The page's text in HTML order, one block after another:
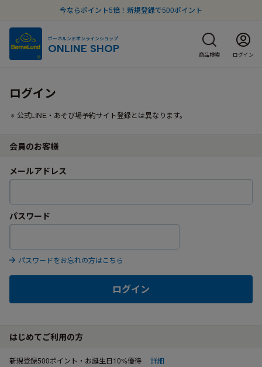
今ならポイント5倍！新規登録で500ポイント
ボーネルンドオンラインショップ
ONLINE SHOP 商品検索 ログイン
ログイン
公式LINE・あそび場予約サイト登録とは異なります。
会員のお客様
メールアドレス
パスワード
パスワードをお忘れの方はこちら
ログイン
はじめてご利用の方
新規登録500ポイント・お誕生日10%優待 詳細